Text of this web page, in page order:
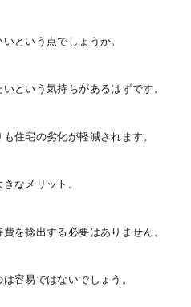
という点でしょうか。
という気持ちがあるはずです。
住宅の劣化が軽減されます。
なメリット。
を捻出する必要はありません。
容易ではないでしょう。